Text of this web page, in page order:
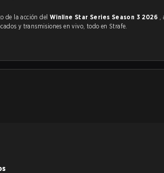
de la acción del Winline Star Series Season 3 2026 ,
y transmisiones en vivo, todo en Strafe.